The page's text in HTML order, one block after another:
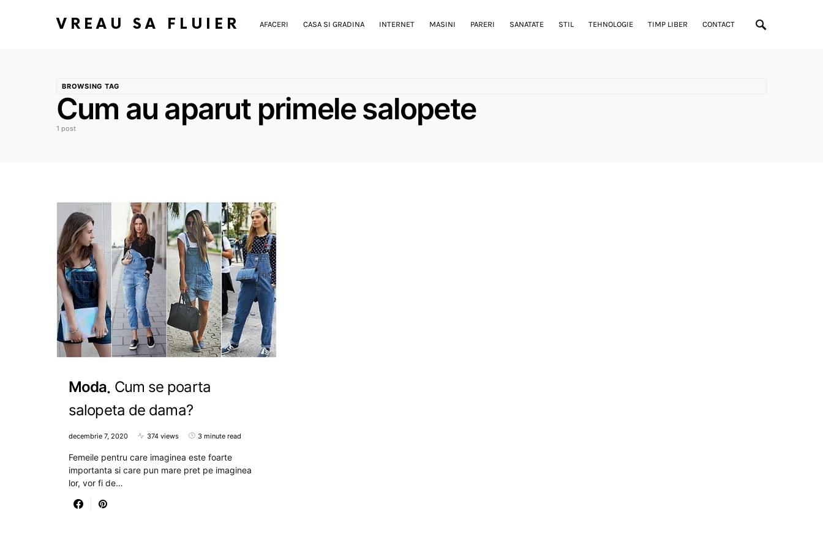
VREAU SA FLUIER AFACERI CASA SI GRADINA INTERNET MASINI PARERI SANATATE STIL TEHNOLOGIE TIMP LIBER CONTACT
BROWSING TAG
Cum au aparut primele salopete
1 post
Moda Cum se poarta
salopeta de dama?
decembrie 7, 2020 374 views 3 minute read
Femeile pentru care imaginea este foarte
importanta si care pun mare pret pe imaginea
lor, vor fi de…